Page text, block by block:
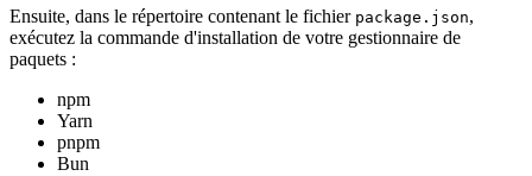
Ensuite, dans le répertoire contenant le fichier package.json,
exécutez la commande d'installation de votre gestionnaire de
paquets :
npm
Yarn
pnpm
Bun